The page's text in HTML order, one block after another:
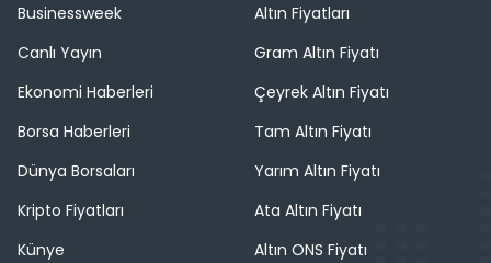
Businessweek
Canlı Yayın
Ekonomi Haberleri
Borsa Haberleri
Dünya Borsaları
Kripto Fiyatları
Künye
Altın Fiyatları
Gram Altın Fiyatı
Çeyrek Altın Fiyatı
Tam Altın Fiyatı
Yarım Altın Fiyatı
Ata Altın Fiyatı
Altın ONS Fiyatı